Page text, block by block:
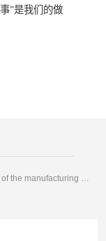
”是我们的做